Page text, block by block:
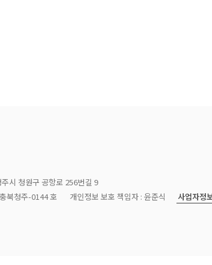
시 청원구 공항로 256번길 9
북청주-0144 호 개인정보 보호 책임자 : 윤준식
사업자정